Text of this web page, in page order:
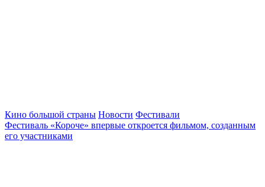
Кино большой страны Новости Фестивали
Фестиваль «Короче» впервые откроется фильмом, созданным
его участниками